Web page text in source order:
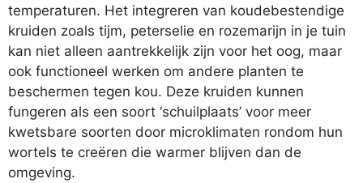
temperaturen. Het integreren van koudebestendige
kruiden zoals tijm, peterselie en rozemarijn in je tuin
kan niet alleen aantrekkelijk zijn voor het oog, maar
ook functioneel werken om andere planten te
beschermen tegen kou. Deze kruiden kunnen
fungeren als een soort ‘schuilplaats’ voor meer
kwetsbare soorten door microklimaten rondom hun
wortels te creëren die warmer blijven dan de
omgeving.